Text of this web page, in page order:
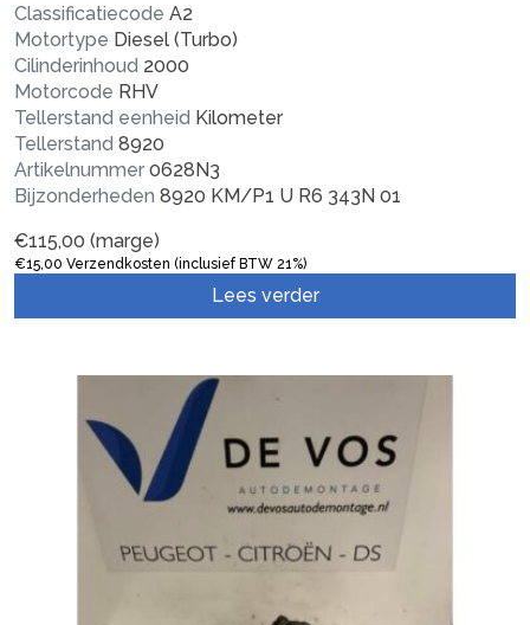
Classificatiecode A2
Motortype Diesel (Turbo)
Cilinderinhoud 2000
Motorcode RHV
Tellerstand eenheid Kilometer
Tellerstand 8920
Artikelnummer 0628N3
Bijzonderheden 8920 KM/P1 U R6 343N 01
€115,00 (marge)
€15,00 Verzendkosten (inclusief BTW 21%)
Lees verder